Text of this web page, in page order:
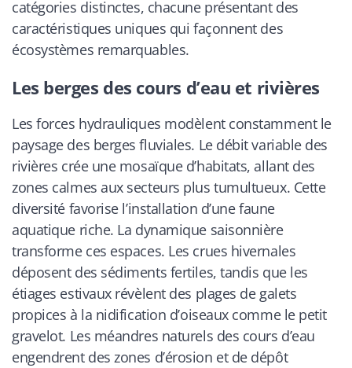
catégories distinctes, chacune présentant des
caractéristiques uniques qui façonnent des
écosystèmes remarquables.
Les berges des cours d’eau et rivières
Les forces hydrauliques modèlent constamment le
paysage des berges fluviales. Le débit variable des
rivières crée une mosaïque d’habitats, allant des
zones calmes aux secteurs plus tumultueux. Cette
diversité favorise l’installation d’une faune
aquatique riche. La dynamique saisonnière
transforme ces espaces. Les crues hivernales
déposent des sédiments fertiles, tandis que les
étiages estivaux révèlent des plages de galets
propices à la nidification d’oiseaux comme le petit
gravelot. Les méandres naturels des cours d’eau
engendrent des zones d’érosion et de dépôt